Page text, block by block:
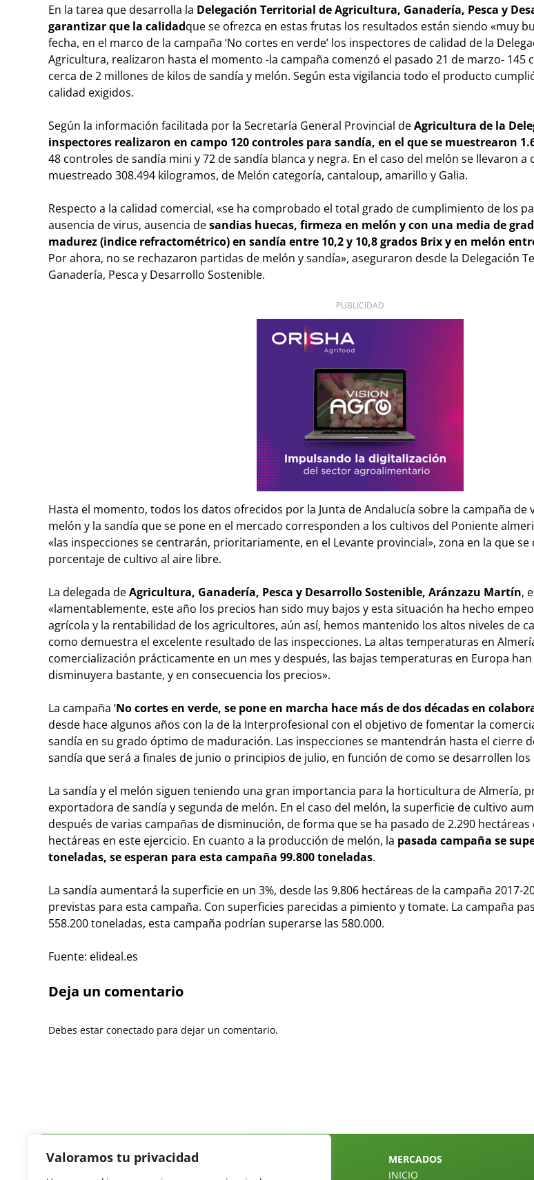
Valoramos tu privacidad
En la tarea que desarrolla la Delegación Territorial de Agricultura, Ganadería, Pesca y
garantizar que la calidadque se ofrezca en estas frutas los resultados están siendo «muy
fecha, en el marco de la campaña ‘No cortes en verde’ los inspectores de calidad de la
Agricultura, realizaron hasta el momento -la campaña comenzó el pasado 21 de marzo- 145
cerca de 2 millones de kilos de sandía y melón. Según esta vigilancia todo el producto
calidad exigidos.
Según la información facilitada por la Secretaría General Provincial deAgricultura de la
inspectores realizaron en campo 120 controles para sandía, en el que se muestrearon
48 controles de sandía mini y 72 de sandía blanca y negra. En el caso del melón se llevaron a
muestreado 308.494 kilogramos, de Melón categoría, cantaloup, amarillo y Galia.
Respecto a la calidad comercial, «se ha comprobado el total grado de cumplimiento de los
ausencia de virus, ausencia desandias huecas, firmeza en melón y con una media de
madurez (indice refractométrico) en sandía entre 10,2 y 10,8 grados Brix y en melón
Por ahora, no se rechazaron partidas de melón y sandía», aseguraron desde la Delegación
Ganadería, Pesca y Desarrollo Sostenible.
PUBLICIDAD
Hasta el momento, todos los datos ofrecidos por la Junta de Andalucía sobre la campaña de
melón y la sandía que se pone en el mercado corresponden a los cultivos del Poniente
«las inspecciones se centrarán, prioritariamente, en el Levante provincial», zona en la que
porcentaje de cultivo al aire libre.
La delegada deAgricultura, Ganadería, Pesca y Desarrollo Sostenible, Aránzazu Martín,
«lamentablemente, este año los precios han sido muy bajos y esta situación ha hecho
agrícola y la rentabilidad de los agricultores, aún así, hemos mantenido los altos niveles de
como demuestra el excelente resultado de las inspecciones. La altas temperaturas en
comercialización prácticamente en un mes y después, las bajas temperaturas en Europa
disminuyera bastante, y en consecuencia los precios».
La campaña ‘No cortes en verde, se pone en marcha hace más de dos décadas en
desde hace algunos años con la de la Interprofesional con el objetivo de fomentar la
sandía en su grado óptimo de maduración. Las inspecciones se mantendrán hasta el cierre
sandía que será a finales de junio o principios de julio, en función de como se desarrollen los
La sandía y el melón siguen teniendo una gran importancia para la horticultura de Almería,
exportadora de sandía y segunda de melón. En el caso del melón, la superficie de cultivo
después de varias campañas de disminución, de forma que se ha pasado de 2.290 hectáreas
hectáreas en este ejercicio. En cuanto a la producción de melón, la pasada campaña se
toneladas, se esperan para esta campaña 99.800 toneladas.
La sandía aumentará la superficie en un 3%, desde las 9.806 hectáreas de la campaña 2017-
previstas para esta campaña. Con superficies parecidas a pimiento y tomate. La campaña
558.200 toneladas, esta campaña podrían superarse las 580.000.
Fuente: elideal.es
Deja un comentario
Debes estar conectado para dejar un comentario.
MERCADOS
INICIO